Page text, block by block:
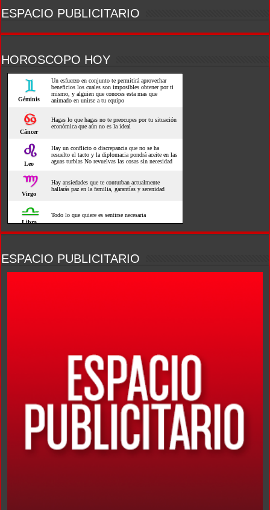
ESPACIO PUBLICITARIO
HOROSCOPO HOY
ESPACIO PUBLICITARIO